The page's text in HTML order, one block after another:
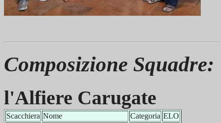
Composizione Squadre:
l'Alfiere Carugate
Scacchiera Nome Categoria ELO